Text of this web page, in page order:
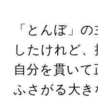
「とんぼ」
したけれど
自分を貫い
ふさがる大